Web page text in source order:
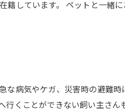
籍しています。 ペットと一緒に
な病気やケガ、災害時の避難時
行くことができない飼い主さん